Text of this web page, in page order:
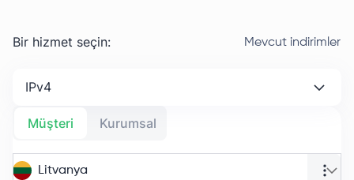
Bir hizmet seçin: Mevcut indirimler
IPv4
Müşteri Kurumsal
Litvanya